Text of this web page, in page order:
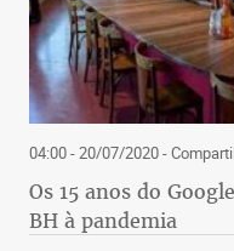
04:00 - 20/07/2020-
Os 15 anos do
BH à pandemia